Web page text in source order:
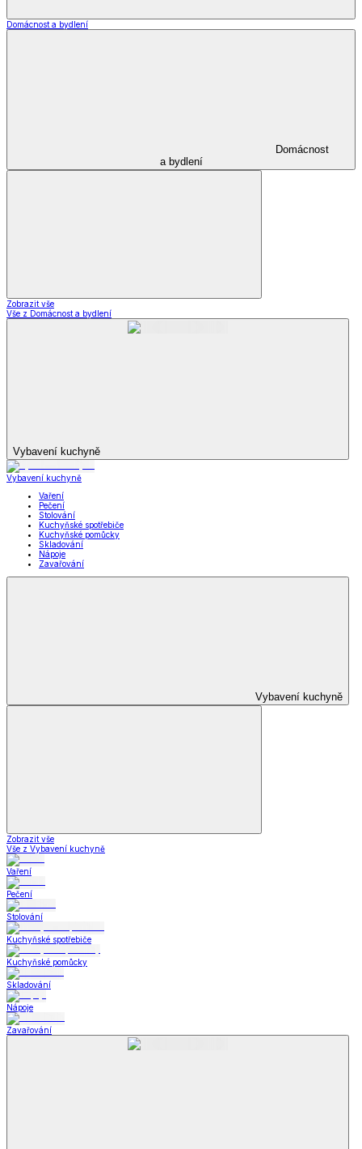
Domácnost a bydlení
Domácnost
a bydlení
Zobrazit vše
Vše z Domácnost a bydlení
Vybavení kuchyně
Vybavení kuchyně
Vaření
Pečení
Stolování
Kuchyňské spotřebiče
Kuchyňské pomůcky
Skladování
Nápoje
Zavařování
Vybavení kuchyně
Zobrazit vše
Vše z Vybavení kuchyně
Vaření
Pečení
Stolování
Kuchyňské spotřebiče
Kuchyňské pomůcky
Skladování
Nápoje
Zavařování